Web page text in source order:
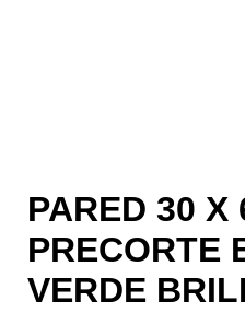
PARED 30 X
PRECORTE
VERDE